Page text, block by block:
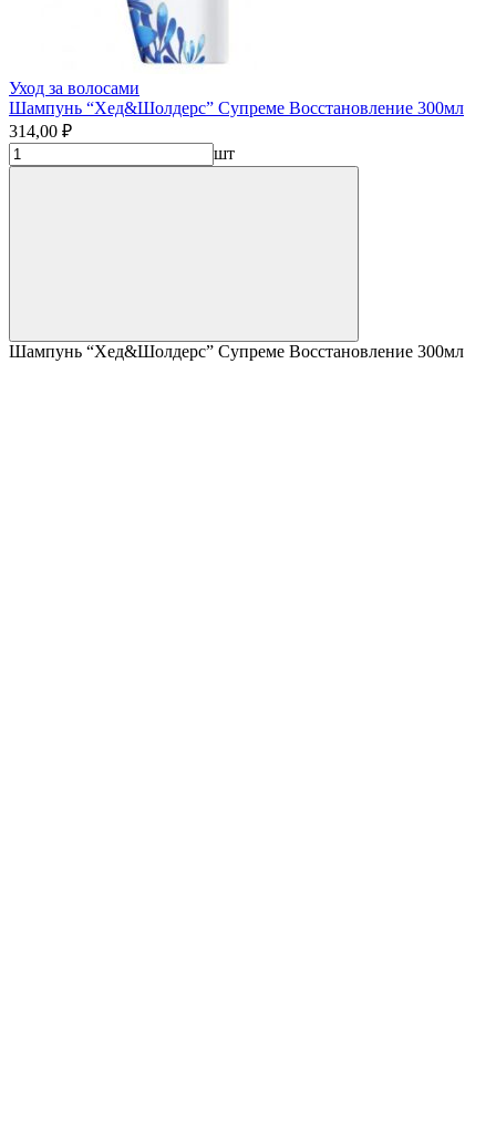
Уход за волосами
Шампунь “Хед&Шолдерс” Супреме Восстановление 300мл
314,00 ₽
шт
Шампунь “Хед&Шолдерс” Супреме Восстановление 300мл